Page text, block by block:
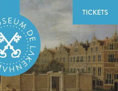
TICKETS